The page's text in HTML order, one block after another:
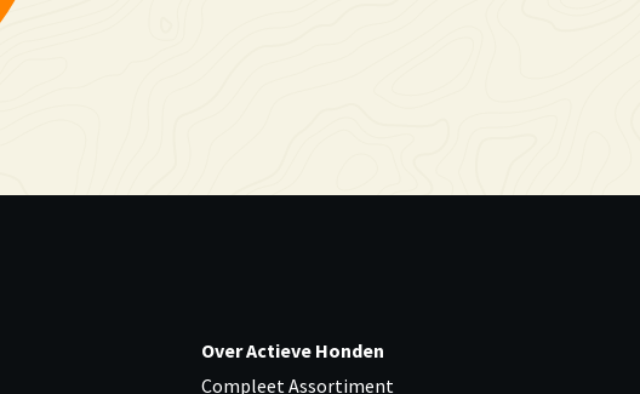
Over Actieve Honden
Compleet Assortiment